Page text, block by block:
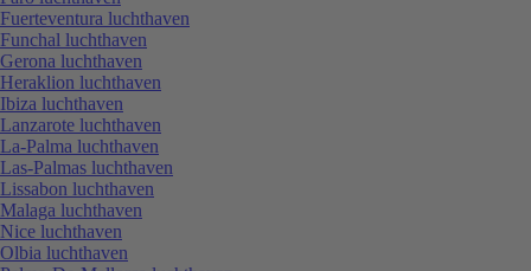
Fuerteventura luchthaven
Funchal luchthaven
Gerona luchthaven
Heraklion luchthaven
Ibiza luchthaven
Lanzarote luchthaven
La-Palma luchthaven
Las-Palmas luchthaven
Lissabon luchthaven
Malaga luchthaven
Nice luchthaven
Olbia luchthaven